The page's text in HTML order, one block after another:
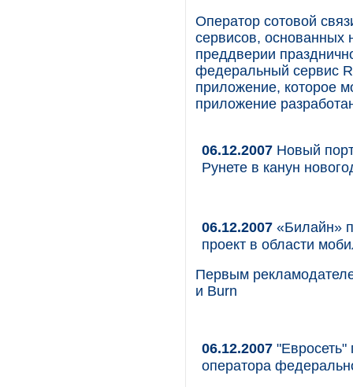
Оператор сотовой
сервисов, основанных
преддверии
федеральный сервис
приложение, которое
приложение
06.12.2007 Новый
Рунете в канун
06.12.2007 «Билайн»
проект в области
Первым
и Burn
06.12.2007 "Евросеть"
оператора